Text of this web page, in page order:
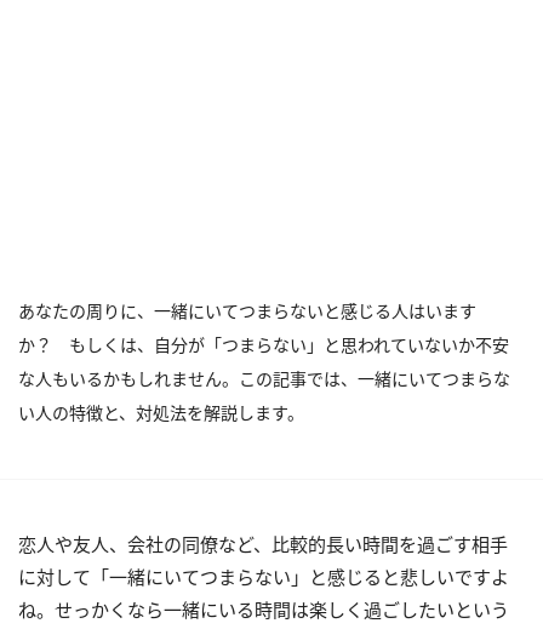
あなたの周りに、一緒にいてつまらないと感じる人はいます
か？ もしくは、自分が「つまらない」と思われていないか不安
な人もいるかもしれません。この記事では、一緒にいてつまらな
い人の特徴と、対処法を解説します。
恋人や友人、会社の同僚など、比較的長い時間を過ごす相手
に対して「一緒にいてつまらない」と感じると悲しいですよ
ね。せっかくなら一緒にいる時間は楽しく過ごしたいという